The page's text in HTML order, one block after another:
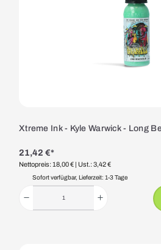
Xtreme Ink - Kyle Warwick - Long
21,42 €*
Nettopreis: 18,00 € | Ust.: 3,42 €
Sofort verfügbar, Lieferzeit: 1-3 Tage